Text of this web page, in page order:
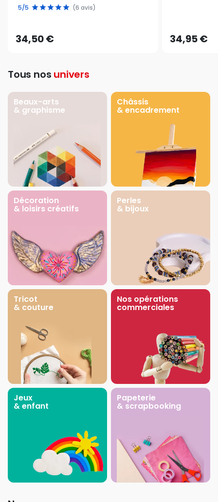
5/5 (6 avis)
34,50 € 34,95 €
Tous nos univers
Beaux-arts
& graphisme
Châssis
& encadrement
Décoration
& loisirs créatifs
Perles
& bijoux
Tricot
& couture
Nos opérations
commerciales
Jeux
& enfant
Papeterie
& scrapbooking